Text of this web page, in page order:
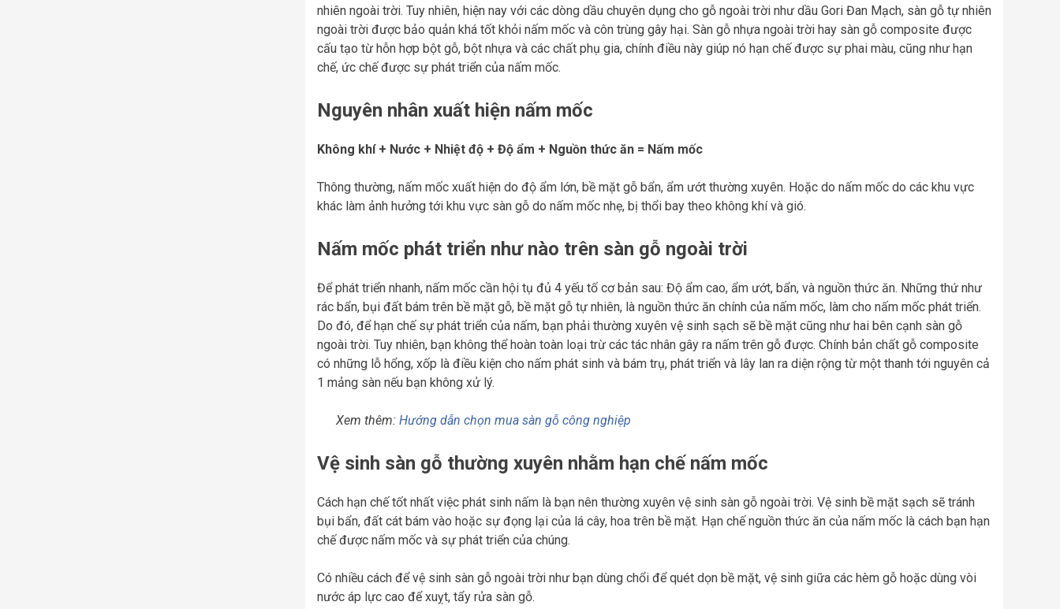
nhiên ngoài trời. Tuy nhiên, hiện nay với các dòng dầu chuyên dụng cho gỗ ngoài trời như dầu Gori Đan Mạch, sàn gỗ tự nhiên
ngoài trời được bảo quản khá tốt khỏi nấm mốc và côn trùng gây hại. Sàn gỗ nhựa ngoài trời hay sàn gỗ composite được
cấu tạo từ hỗn hợp bột gỗ, bột nhựa và các chất phụ gia, chính điều này giúp nó hạn chế được sự phai màu, cũng như hạn
chế, ức chế được sự phát triển của nấm mốc.
Nguyên nhân xuất hiện nấm mốc
Không khí + Nước + Nhiệt độ + Độ ẩm + Nguồn thức ăn = Nấm mốc
Thông thường, nấm mốc xuất hiện do độ ẩm lớn, bề mặt gỗ bẩn, ẩm ướt thường xuyên. Hoặc do nấm mốc do các khu vực
khác làm ảnh hưởng tới khu vực sàn gỗ do nấm mốc nhẹ, bị thổi bay theo không khí và gió.
Nấm mốc phát triển như nào trên sàn gỗ ngoài trời
Để phát triển nhanh, nấm mốc cần hội tụ đủ 4 yếu tố cơ bản sau: Độ ẩm cao, ẩm ướt, bẩn, và nguồn thức ăn. Những thứ như
rác bẩn, bụi đất bám trên bề mặt gỗ, bề mặt gỗ tự nhiên, là nguồn thức ăn chính của nấm mốc, làm cho nấm mốc phát triển.
Do đó, để hạn chế sự phát triển của nấm, bạn phải thường xuyên vệ sinh sạch sẽ bề mặt cũng như hai bên cạnh sàn gỗ
ngoài trời. Tuy nhiên, bạn không thể hoàn toàn loại trừ các tác nhân gây ra nấm trên gỗ được. Chính bản chất gỗ composite
có những lỗ hổng, xốp là điều kiện cho nấm phát sinh và bám trụ, phát triển và lây lan ra diện rộng từ một thanh tới nguyên cả
1 mảng sàn nếu bạn không xử lý.
Xem thêm: Hướng dẫn chọn mua sàn gỗ công nghiệp
Vệ sinh sàn gỗ thường xuyên nhằm hạn chế nấm mốc
Cách hạn chế tốt nhất việc phát sinh nấm là bạn nên thường xuyên vệ sinh sàn gỗ ngoài trời. Vệ sinh bề mặt sạch sẽ tránh
bụi bẩn, đất cát bám vào hoặc sự đọng lại của lá cây, hoa trên bề mặt. Hạn chế nguồn thức ăn của nấm mốc là cách bạn hạn
chế được nấm mốc và sự phát triển của chúng.
Có nhiều cách để vệ sinh sàn gỗ ngoài trời như bạn dùng chổi để quét dọn bề mặt, vệ sinh giữa các hèm gỗ hoặc dùng vòi
nước áp lực cao để xuỵt, tẩy rửa sàn gỗ.